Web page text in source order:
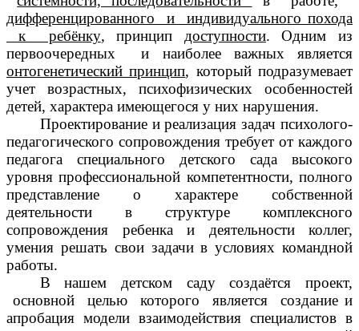
дифференцированного и индивидуального похода
к ребёнкy, принцип доступности. Одним из
первоочередных и наиболее важных является
онтогенетический принцип, который подразумевает
учет возрастных, психофизических особенностей
детей, характера имеющегося у них нарушения.
Проектирование и реализация задач психолого-
педагогического сопровождения требует от каждого
педагога специального детского сада высокого
уровня профессиональной компетентности, полного
представление о характере собственной
деятельности в структуре комплексного
сопровождения ребенка и деятельности коллег,
умения решать свои задачи в условиях командной
работы.
В нашем детском саду создаётся проект,
основной целью которого является создание и
апробация модели взаимодействия специалистов в